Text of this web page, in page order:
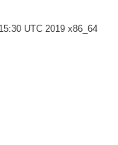
UTC 2019 x86_64